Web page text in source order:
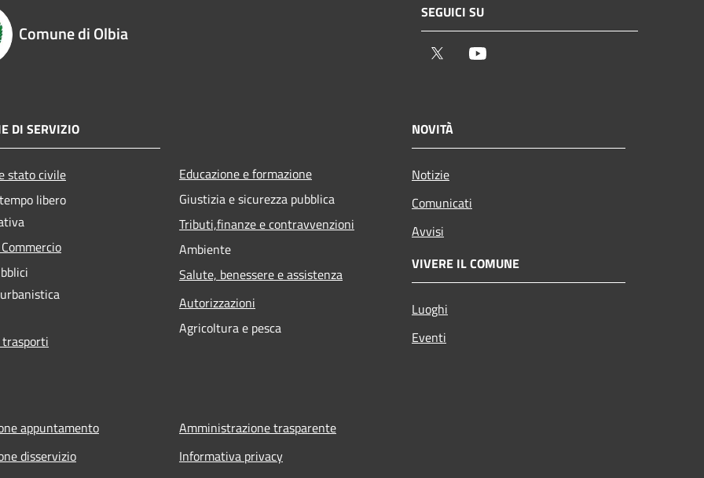
Comune di Olbia
SEGUICI SU
Twitter
DI SERVIZIO
stato civile
libero
Educazione e formazione
Giustizia e sicurezza pubblica
Tributi,finanze e contravvenzioni
Ambiente
Salute, benessere e assistenza
Autorizzazioni
Agricoltura e pesca
NOVITÀ
Notizie
Comunicati
Avvisi
VIVERE IL COMUNE
Luoghi
Eventi
appuntamento
disservizio
Amministrazione trasparente
Informativa privacy